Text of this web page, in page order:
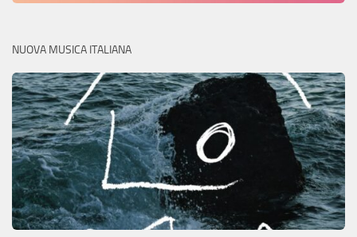
NUOVA MUSICA ITALIANA